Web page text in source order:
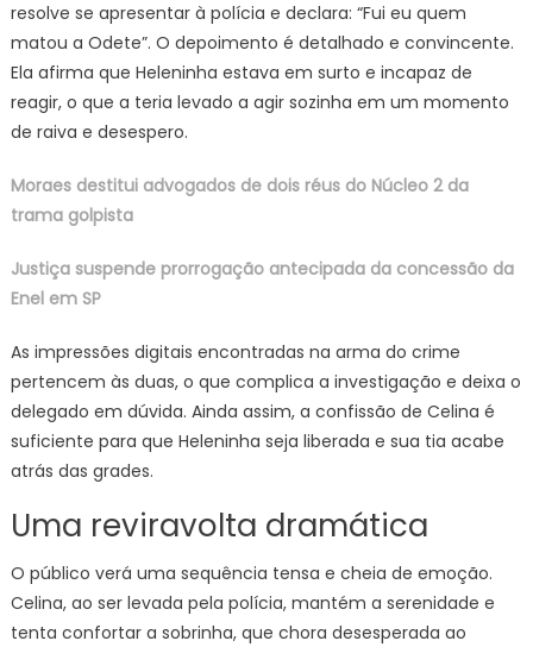
resolve se apresentar à polícia e declara: “Fui eu quem
matou a Odete”. O depoimento é detalhado e convincente.
Ela afirma que Heleninha estava em surto e incapaz de
reagir, o que a teria levado a agir sozinha em um momento
de raiva e desespero.
Moraes destitui advogados de dois réus do Núcleo 2 da
trama golpista
Justiça suspende prorrogação antecipada da concessão da
Enel em SP
As impressões digitais encontradas na arma do crime
pertencem às duas, o que complica a investigação e deixa o
delegado em dúvida. Ainda assim, a confissão de Celina é
suficiente para que Heleninha seja liberada e sua tia acabe
atrás das grades.
Uma reviravolta dramática
O público verá uma sequência tensa e cheia de emoção.
Celina, ao ser levada pela polícia, mantém a serenidade e
tenta confortar a sobrinha, que chora desesperada ao